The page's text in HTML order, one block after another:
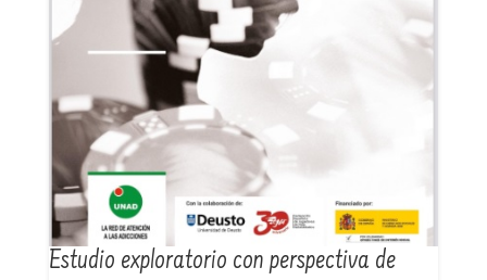
Estudio exploratorio con perspectiva de